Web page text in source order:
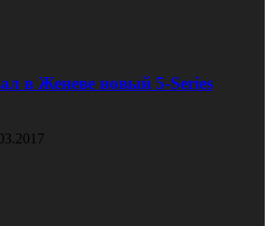
в Женеве новый 5-Series